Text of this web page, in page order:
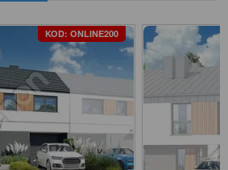
KOD: ONLINE200